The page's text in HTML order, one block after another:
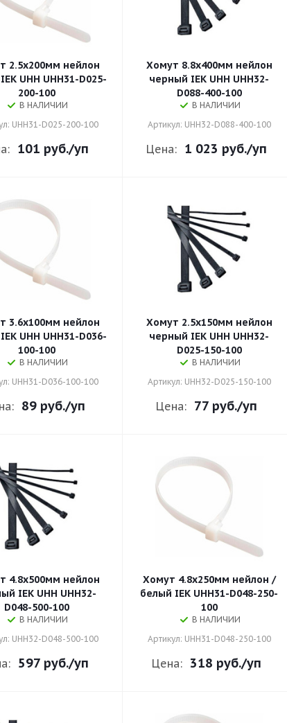
2.5х200мм нейлон
UHH UHH31-D025-
200-100
В НАЛИЧИИ
UHH31-D025-200-100
101 руб./уп
Хомут 8.8х400мм нейлон
черный IEK UHH UHH32-
D088-400-100
В НАЛИЧИИ
Артикул: UHH32-D088-400-100
Цена: 1 023 руб./уп
3.6х100мм нейлон
UHH UHH31-D036-
100-100
В НАЛИЧИИ
UHH31-D036-100-100
89 руб./уп
Хомут 2.5х150мм нейлон
черный IEK UHH UHH32-
D025-150-100
В НАЛИЧИИ
Артикул: UHH32-D025-150-100
Цена: 77 руб./уп
4.8х500мм нейлон
IEK UHH UHH32-
D048-500-100
В НАЛИЧИИ
UHH32-D048-500-100
597 руб./уп
Хомут 4.8х250мм нейлон /
белый IEK UHH31-D048-250-
100
В НАЛИЧИИ
Артикул: UHH31-D048-250-100
Цена: 318 руб./уп